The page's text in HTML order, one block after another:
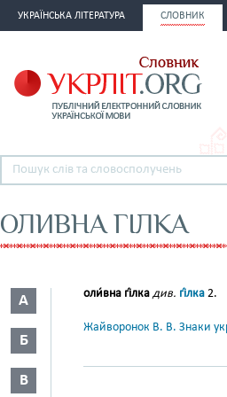
УКРАЇНСЬКА ЛІТЕРАТУРА СЛОВНИК
ОЛИВНА ГІЛКА
А
Б
В
оли́вна гі́лка див. гі́лка 2.
Жайворонок В. В. Знаки